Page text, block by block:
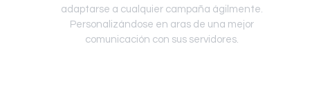
adaptarse a cualquier campaña ágilmente.
Personalizándose en aras de una mejor
comunicación con sus servidores.